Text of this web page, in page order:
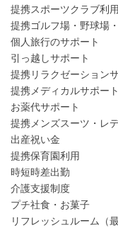
提携スポーツクラブ利用
提携ゴルフ場・野球場
個人旅行のサポート
引っ越しサポート
提携リラクゼーション
提携メディカルサポー
お薬代サポート
提携メンズスーツ・レ
出産祝い金
提携保育園利用
時短時差出勤
介護支援制度
プチ社食・お菓子
リフレッシュルーム（